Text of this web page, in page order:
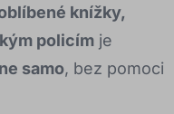
knížky,
policím je
samo, bez pomoci